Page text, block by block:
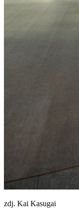
zdj. Kai Kasugai